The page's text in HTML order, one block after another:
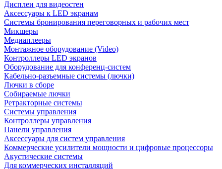
Дисплеи для видеостен
Аксессуары к LED экранам
Системы бронирования переговорных и рабочих мест
Микшеры
Медиаплееры
Монтажное оборудование (Video)
Контроллеры LED экранов
Оборудование для конференц-систем
Кабельно-разъемные системы (лючки)
Лючки в сборе
Собираемые лючки
Ретракторные системы
Системы управления
Контроллеры управления
Панели управления
Аксессуары для систем управления
Коммерческие усилители мощности и цифровые процессоры
Акустические системы
Для коммерческих инсталляций